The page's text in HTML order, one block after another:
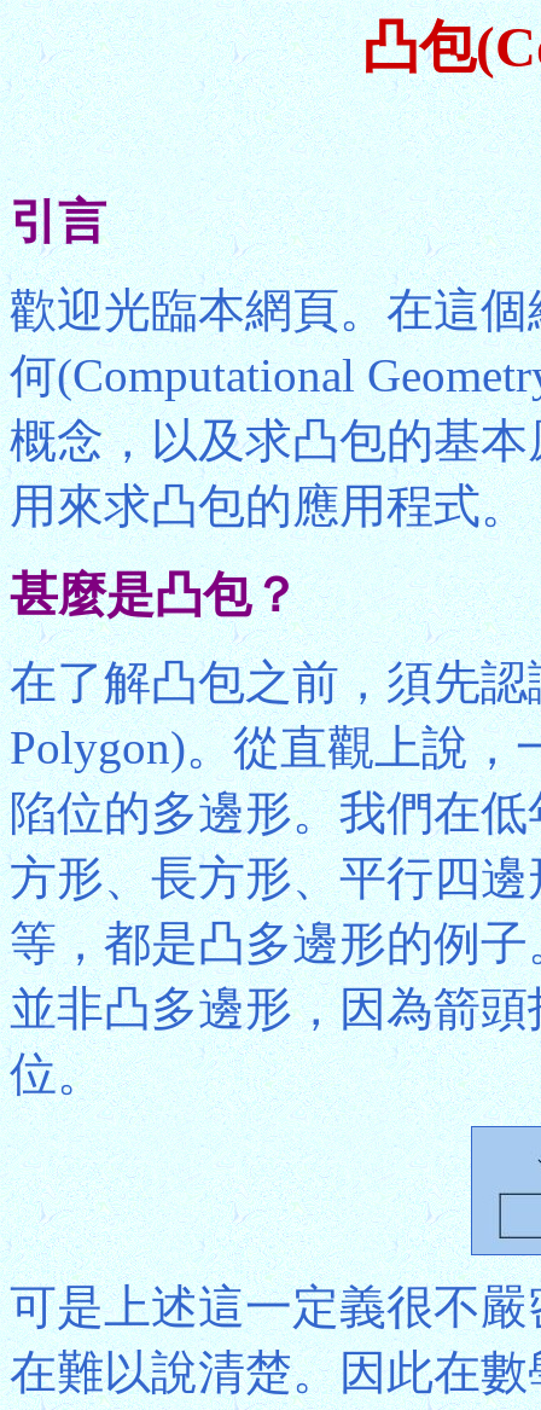
凸包
引言
歡迎光臨本網頁。在這
何(Computational
概念，以及求凸包的基
用來求凸包的應用程式。
甚麼是凸包？
在了解凸包之前，須先
Polygon)。從直觀上說
陷位的多邊形。我們在
方形、長方形、平行四
等，都是凸多邊形的例
並非凸多邊形，因為箭
位。
可是上述這一定義很不
在難以說清楚。因此在